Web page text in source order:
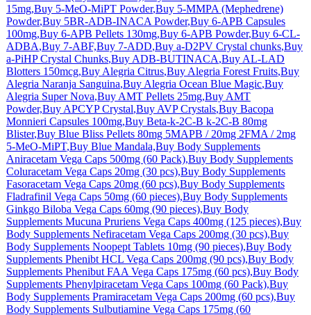
15mg,Buy 5-MeO-MiPT Powder,Buy 5-MMPA (Mephedrene)
Powder,Buy 5BR-ADB-INACA Powder,Buy 6-APB Capsules
100mg,Buy 6-APB Pellets 130mg,Buy 6-APB Powder,Buy 6-CL-
ADBA,Buy 7-ABF,Buy 7-ADD,Buy a-D2PV Crystal chunks,Buy
a-PiHP Crystal Chunks,Buy ADB-BUTINACA,Buy AL-LAD
Blotters 150mcg,Buy Alegria Citrus,Buy Alegria Forest Fruits,Buy
Alegria Naranja Sanguina,Buy Alegria Ocean Blue Magic,Buy
Alegria Super Nova,Buy AMT Pellets 25mg,Buy AMT
Powder,Buy APCYP Crystal,Buy AVP Crystals,Buy Bacopa
Monnieri Capsules 100mg,Buy Beta-k-2C-B k-2C-B 80mg
Blister,Buy Blue Bliss Pellets 80mg 5MAPB / 20mg 2FMA / 2mg
5-MeO-MiPT,Buy Blue Mandala,Buy Body Supplements
Aniracetam Vega Caps 500mg (60 Pack),Buy Body Supplements
Coluracetam Vega Caps 20mg (30 pcs),Buy Body Supplements
Fasoracetam Vega Caps 20mg (60 pcs),Buy Body Supplements
Fladrafinil Vega Caps 50mg (60 pieces),Buy Body Supplements
Ginkgo Biloba Vega Caps 60mg (90 pieces),Buy Body
Supplements Mucuna Pruriens Vega Caps 400mg (125 pieces),Buy
Body Supplements Nefiracetam Vega Caps 200mg (30 pcs),Buy
Body Supplements Noopept Tablets 10mg (90 pieces),Buy Body
Supplements Phenibt HCL Vega Caps 200mg (90 pcs),Buy Body
Supplements Phenibut FAA Vega Caps 175mg (60 pcs),Buy Body
Supplements Phenylpiracetam Vega Caps 100mg (60 Pack),Buy
Body Supplements Pramiracetam Vega Caps 200mg (60 pcs),Buy
Body Supplements Sulbutiamine Vega Caps 175mg (60